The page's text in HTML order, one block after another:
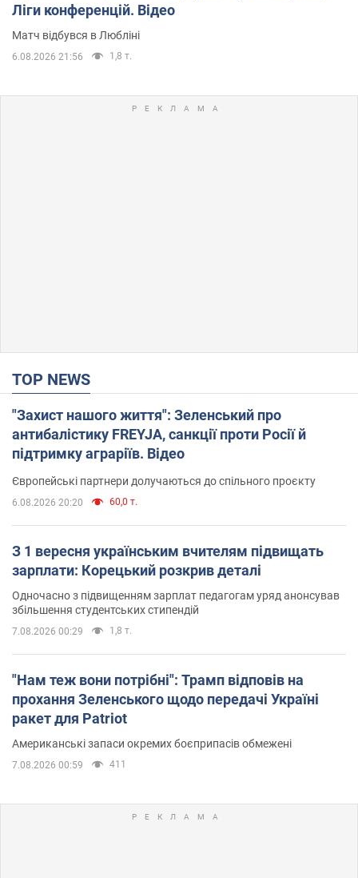
Ліги конференцій. Відео
Матч відбувся в Любліні
6.08.2026 21:56 1,8 т.
TOP NEWS
"Захист нашого життя": Зеленський про
антибалістику FREYJA, санкції проти Росії й
підтримку аграріїв. Відео
Європейські партнери долучаються до спільного проєкту
6.08.2026 20:20 60,0 т.
З 1 вересня українським вчителям підвищать
зарплати: Корецький розкрив деталі
Одночасно з підвищенням зарплат педагогам уряд анонсував
збільшення студентських стипендій
7.08.2026 00:29 1,8 т.
"Нам теж вони потрібні": Трамп відповів на
прохання Зеленського щодо передачі Україні
ракет для Patriot
Американські запаси окремих боєприпасів обмежені
7.08.2026 00:59 411